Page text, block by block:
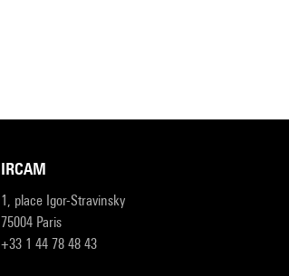
IRCAM
1, place Igor-Stravinsky
75004 Paris
+33 1 44 78 48 43